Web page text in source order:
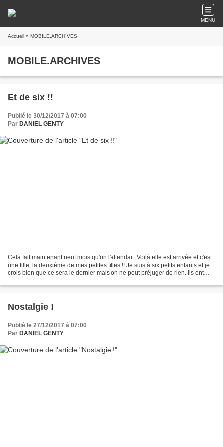
MENU
Accueil » MOBILE.ARCHIVES
MOBILE.ARCHIVES
Et de six !!
Publié le 30/12/2017 à 07:00
Par DANIEL GENTY
Cela fait maintenant neuf mois qu'on l'attendait. Voilà elle est arrivée et c'est
une fille, la deuxième de mes petites filles !! Je suis à six petits enfants et je
crois bien que ce sera le dernier mais on ne peut préjuger de rien. Ils ont
Nostalgie !
Publié le 27/12/2017 à 07:00
Par DANIEL GENTY